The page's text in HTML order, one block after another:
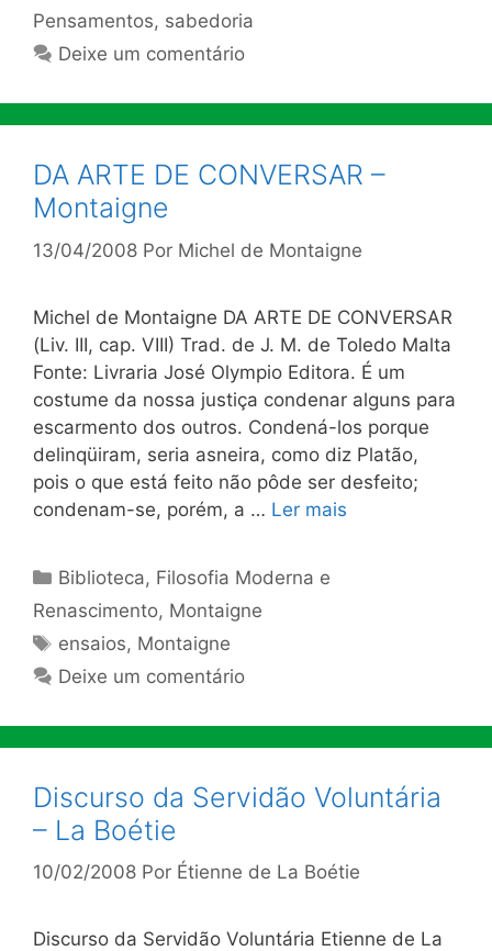
Pensamentos, sabedoria
Deixe um comentário
DA ARTE DE CONVERSAR –
Montaigne
13/04/2008 Por Michel de Montaigne
Michel de Montaigne DA ARTE DE CONVERSAR
(Liv. III, cap. VIII) Trad. de J. M. de Toledo Malta
Fonte: Livraria José Olympio Editora. É um
costume da nossa justiça condenar alguns para
escarmento dos outros. Condená-los porque
delinqüiram, seria asneira, como diz Platão,
pois o que está feito não pôde ser desfeito;
condenam-se, porém, a … Ler mais
Categorias
Biblioteca, Filosofia Moderna e
Renascimento, Montaigne
Tags
ensaios, Montaigne
Deixe um comentário
Discurso da Servidão Voluntária
– La Boétie
10/02/2008 Por Étienne de La Boétie
Discurso da Servidão Voluntária Etienne de La